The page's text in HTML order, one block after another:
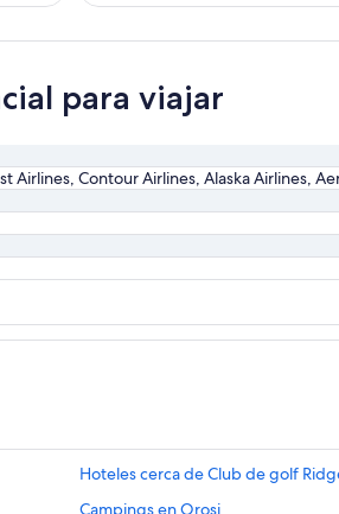
para viajar
Airlines, Contour Airlines, Alaska Airlines,
Hoteles cerca de Club de golf
Campings en Orosi